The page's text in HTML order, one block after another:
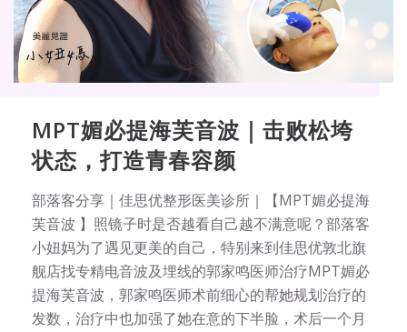
MPT媚必提海芙音波｜击败松垮
状态，打造青春容颜
部落客分享｜佳思优整形医美诊所｜【MPT媚必提海
芙音波 】照镜子时是否越看自己越不满意呢？部落客
小妞妈为了遇见更美的自己，特别来到佳思优敦北旗
舰店找专精电音波及埋线的郭家鸣医师治疗MPT媚必
提海芙音波，郭家鸣医师术前细心的帮她规划治疗的
发数，治疗中也加强了她在意的下半脸，术后一个月